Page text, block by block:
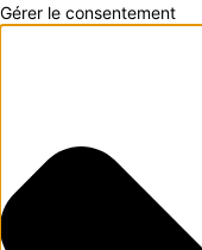
Gérer le consentement